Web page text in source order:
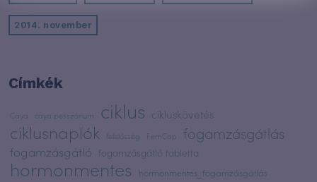
2014. november
Címkék
Caya caya pesszárium ciklus cikluskövetés
ciklusnaplók felelősség FemCap fogamzásgátlás
fogamzásgátló fogamzásgátló tabletta
hormonmentes hormonmentes_fogamzásgátlás